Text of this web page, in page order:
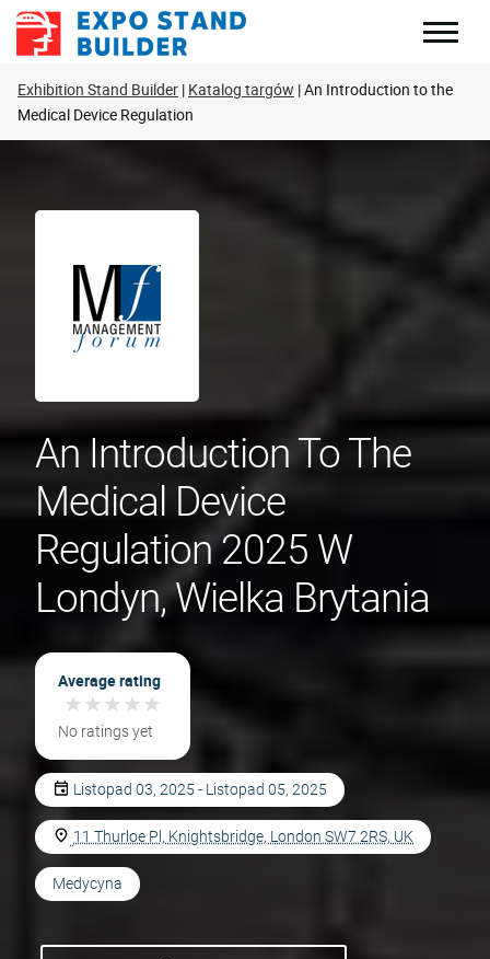
Skip
Exhibition Stand Builder Katalog targów An Introduction to the
Medical Device Regulation
An Introduction To The
Medical Device
Regulation 2025 W
Londyn, Wielka Brytania
Average rating
★★★★★
★★★★★
No ratings yet
Listopad 03, 2025 - Listopad 05, 2025
11 Thurloe Pl, Knightsbridge, London SW7 2RS, UK
Medycyna